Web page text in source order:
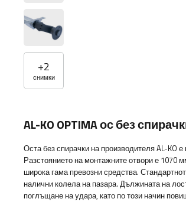
+2
снимки
AL-KO OPTIMA ос без
Оста без спирачки на производителя AL-KO
Разстоянието на монтажните отвори е 1070
широка гама превозни средства.
налични колела на пазара. Дължината на
поглъщане на удара, като по този начин